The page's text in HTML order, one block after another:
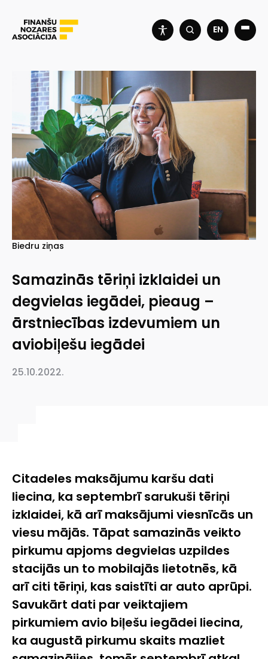
EN
Biedru ziņas
Samazinās tēriņi izklaidei un
degvielas iegādei, pieaug –
ārstniecības izdevumiem un
aviobiļešu iegādei
25.10.2022.
Citadeles maksājumu karšu dati
liecina, ka septembrī sarukuši tēriņi
izklaidei, kā arī maksājumi viesnīcās un
viesu mājās. Tāpat samazinās veikto
pirkumu apjoms degvielas uzpildes
stacijās un to mobilajās lietotnēs, kā
arī citi tēriņi, kas saistīti ar auto aprūpi.
Savukārt dati par veiktajiem
pirkumiem avio biļešu iegādei liecina,
ka augustā pirkumu skaits mazliet